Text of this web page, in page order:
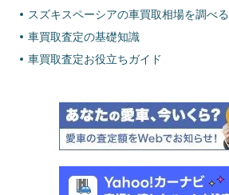
スズキスペーシアの車買取相場を調べる
車買取査定の基礎知識
車買取査定お役立ちガイド